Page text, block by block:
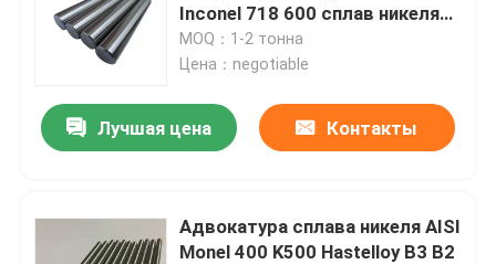
Inconel 718 600 сплав никеля
C276 ASTM B575 C4 Hastelloy x
b B2 B3 C276 C22
MOQ：1-2 тонна
Цена：negotiable
Лучшая цена Контакты
Адвокатура сплава никеля AISI
Monel 400 K500 Hastelloy B3 B2